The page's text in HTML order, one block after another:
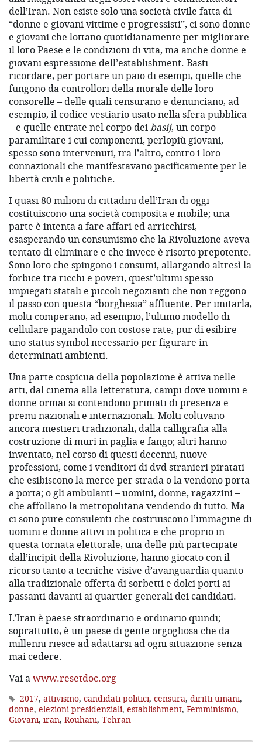
dell’Iran. Non esiste solo una società civile fatta di
“donne e giovani vittime e progressisti”, ci sono donne
e giovani che lottano quotidianamente per migliorare
il loro Paese e le condizioni di vita, ma anche donne e
giovani espressione dell’establishment. Basti
ricordare, per portare un paio di esempi, quelle che
fungono da controllori della morale delle loro
consorelle – delle quali censurano e denunciano, ad
esempio, il codice vestiario usato nella sfera pubblica
– e quelle entrate nel corpo deibasij, un corpo
paramilitare i cui componenti, perlopiù giovani,
spesso sono intervenuti, tra l’altro, contro i loro
connazionali che manifestavano pacificamente per le
libertà civili e politiche.
I quasi 80 milioni di cittadini dell’Iran di oggi
costituiscono una società composita e mobile; una
parte è intenta a fare affari ed arricchirsi,
esasperando un consumismo che la Rivoluzione aveva
tentato di eliminare e che invece è risorto prepotente.
Sono loro che spingono i consumi, allargando altresì la
forbice tra ricchi e poveri, quest’ultimi spesso
impiegati statali e piccoli negozianti che non reggono
il passo con questa “borghesia” affluente. Per imitarla,
molti comperano, ad esempio, l’ultimo modello di
cellulare pagandolo con costose rate, pur di esibire
uno status symbol necessario per figurare in
determinati ambienti.
Una parte cospicua della popolazione è attiva nelle
arti, dal cinema alla letteratura, campi dove uomini e
donne ormai si contendono primati di presenza e
premi nazionali e internazionali. Molti coltivano
ancora mestieri tradizionali, dalla calligrafia alla
costruzione di muri in paglia e fango; altri hanno
inventato, nel corso di questi decenni, nuove
professioni, come i venditori di dvd stranieri piratati
che esibiscono la merce per strada o la vendono porta
a porta; o gli ambulanti – uomini, donne, ragazzini –
che affollano la metropolitana vendendo di tutto. Ma
ci sono pure consulenti che costruiscono l’immagine di
uomini e donne attivi in politica e che proprio in
questa tornata elettorale, una delle più partecipate
dall’incipit della Rivoluzione, hanno giocato con il
ricorso tanto a tecniche visive d’avanguardia quanto
alla tradizionale offerta di sorbetti e dolci porti ai
passanti davanti ai quartier generali dei candidati.
L’Iran è paese straordinario e ordinario quindi;
soprattutto, è un paese di gente orgogliosa che da
millenni riesce ad adattarsi ad ogni situazione senza
mai cedere.
Vai awww.resetdoc.org
2017, attivismo, candidati politici, censura, diritti umani,
donne, elezioni presidenziali, establishment, Femminismo,
Giovani, iran, Rouhani, Tehran